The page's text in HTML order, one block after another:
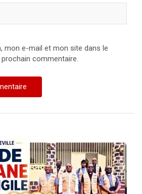
mon e-mail et mon site dans le
commentaire.